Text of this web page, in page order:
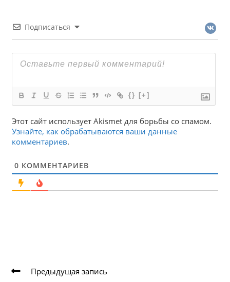
Подписаться
{} [+]
Этот сайт использует Akismet для борьбы со спамом.
Узнайте, как обрабатываются ваши данные
комментариев.
0 КОММЕНТАРИЕВ
Еще
статьи
Предыдущая запись